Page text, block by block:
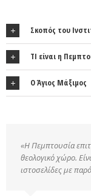
Σκοπός του
ΤΙ είναι η
Ο Άγιος Μάξιμος
«Η Πεμπτουσία
θεολογικό χώρο.
ιστοσελίδες με